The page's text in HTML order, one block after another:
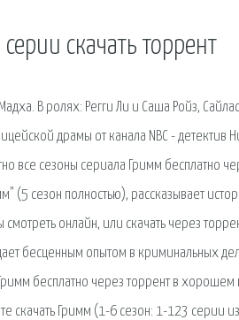
серии скачать торрент
В ролях: Регги Ли и Саша Ройз,
драмы от канала NBC - детектив
все сезоны сериала Гримм бесплатно
(5 сезон полностью), рассказывает
смотреть онлайн, или скачать через
бесценным опытом в криминальных
бесплатно через торрент в
скачать Гримм (1-6 сезон: 1-123 серии